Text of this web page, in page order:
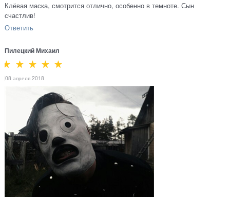
Клёвая маска, смотрится отлично, особенно в темноте. Сын
счастлив!
Ответить
Пилецкий Михаил
08 апреля 2018